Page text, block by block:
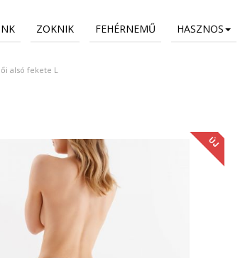
ZOKNIK FEHÉRNEMŰ HASZNOS
alsó fekete L
ÚJ